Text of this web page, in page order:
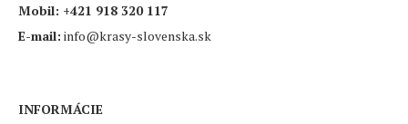
Mobil: +421 918 320 117
E-mail: info@krasy-slovenska.sk
INFORMÁCIE